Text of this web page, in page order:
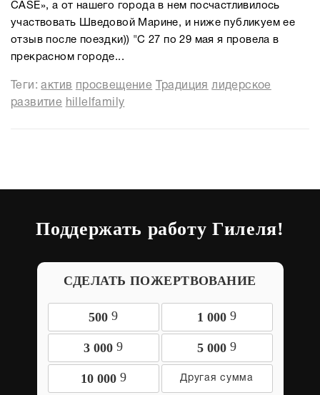
CASE», а от нашего города в нем посчастливилось
участвовать Шведовой Марине, и ниже публикуем ее
отзыв после поездки)) "С 27 по 29 мая я провела в
прекрасном городе...
Теги:актив просвещение Традиция лидерское
развитие hillelfamily
Поддержать работу Гилеля!
СДЕЛАТЬ ПОЖЕРТВОВАНИЕ
500 9 1 000 9
3 000 9 5 000 9
10 000 9